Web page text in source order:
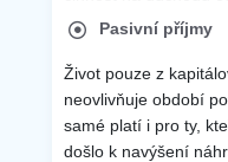
Pasivní příjmy
Život pouze z
neovlivňuje období
samé platí i pro ty,
došlo k navýšení